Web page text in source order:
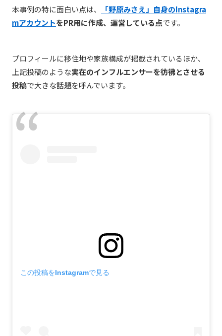
本事例の特に面白い点は、
「野原みさえ」自身のInstagra
mアカウントをPR用に作成、運営している点です。
プロフィールに移住地や家族構成が掲載されているほか、
上記投稿のような実在のインフルエンサーを彷彿とさせる
投稿で大きな話題を呼んでいます。
この投稿をInstagramで見る